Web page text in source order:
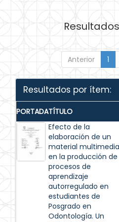
Resultados
Anterior 1
Resultados por ítem:
PORTADATÍTULO
Efecto de la
elaboración de un
material multimedia
en la producción de
procesos de
aprendizaje
autorregulado en
estudiantes de
Posgrado en
Odontología. Un